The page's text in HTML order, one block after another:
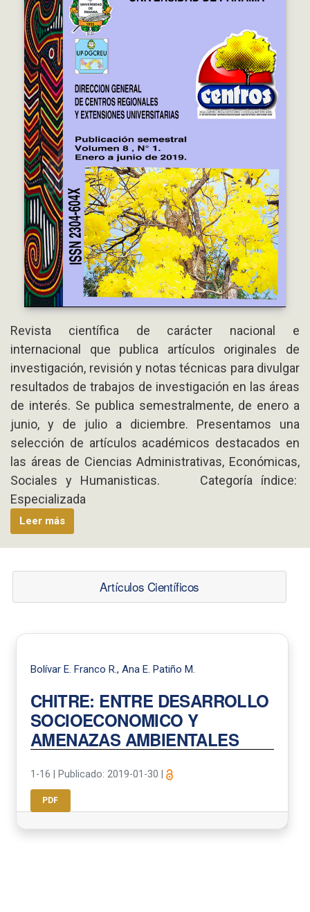
Revista científica de carácter nacional e
internacional que publica artículos originales de
investigación, revisión y notas técnicas para divulgar
resultados de trabajos de investigación en las áreas
de interés. Se publica semestralmente, de enero a
junio, y de julio a diciembre. Presentamos una
selección de artículos académicos destacados en
las áreas de Ciencias Administrativas, Económicas,
Sociales y Humanisticas. Categoría índice:
Especializada
Leer más
Artículos Científicos
Bolívar E. Franco R., Ana E. Patiño M.
CHITRE: ENTRE DESARROLLO
SOCIOECONOMICO Y
AMENAZAS AMBIENTALES
1-16 Publicado: 2019-01-30
PDF